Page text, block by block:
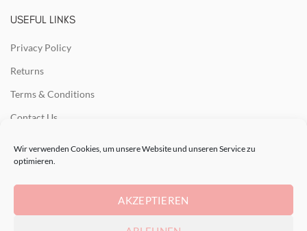
Wir verwenden Cookies, um unsere Website und unseren Service zu
optimieren.
AKZEPTIEREN
USEFUL LINKS
Privacy Policy
Returns
Terms & Conditions
Contact Us
Our Sitemap
RECENT POSTS